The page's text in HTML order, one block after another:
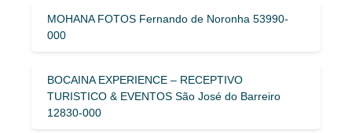
MOHANA FOTOS Fernando de Noronha 53990-
000
BOCAINA EXPERIENCE – RECEPTIVO
TURISTICO & EVENTOS São José do Barreiro
12830-000